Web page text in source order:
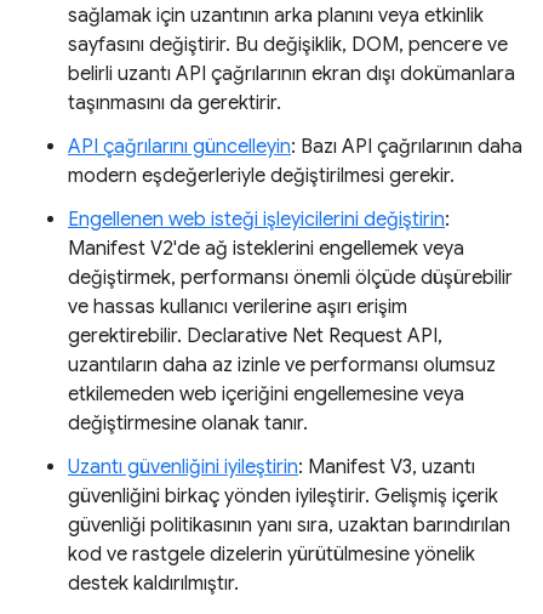
sağlamak için uzantının arka planını veya etkinlik
sayfasını değiştirir. Bu değişiklik, DOM, pencere ve
belirli uzantı API çağrılarının ekran dışı dokümanlara
taşınmasını da gerektirir.
API çağrılarını güncelleyin: Bazı API çağrılarının daha
modern eşdeğerleriyle değiştirilmesi gerekir.
Engellenen web isteği işleyicilerini değiştirin:
Manifest V2'de ağ isteklerini engellemek veya
değiştirmek, performansı önemli ölçüde düşürebilir
ve hassas kullanıcı verilerine aşırı erişim
gerektirebilir. Declarative Net Request API,
uzantıların daha az izinle ve performansı olumsuz
etkilemeden web içeriğini engellemesine veya
değiştirmesine olanak tanır.
Uzantı güvenliğini iyileştirin: Manifest V3, uzantı
güvenliğini birkaç yönden iyileştirir. Gelişmiş içerik
güvenliği politikasının yanı sıra, uzaktan barındırılan
kod ve rastgele dizelerin yürütülmesine yönelik
destek kaldırılmıştır.